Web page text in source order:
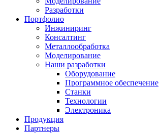
Разработки
Портфолио
Инжиниринг
Консалтинг
Металлообработка
Моделирование
Наши разработки
Оборудование
Программное обеспечение
Станки
Технологии
Электроника
Продукция
Партнеры